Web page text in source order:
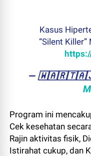
Kasus
“Silent
—
Program ini
Cek kesehatan
Rajin aktivitas fisik,
Istirahat cukup, dan